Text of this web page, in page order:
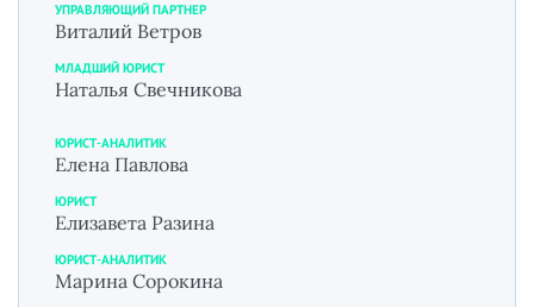
УПРАВЛЯЮЩИЙ ПАРТНЕР
Виталий Ветров
МЛАДШИЙ ЮРИСТ
Наталья Свечникова
ЮРИСТ-АНАЛИТИК
Елена Павлова
ЮРИСТ
Елизавета Разина
ЮРИСТ-АНАЛИТИК
Марина Сорокина